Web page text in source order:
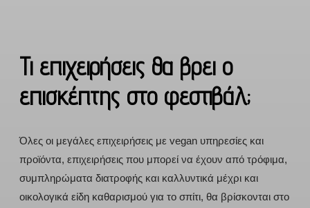
Τι επιχειρήσεις θα βρει ο
επισκέπτης στο φεστιβάλ;
Όλες οι μεγάλες επιχειρήσεις με vegan υπηρεσίες και
προϊόντα, επιχειρήσεις που μπορεί να έχουν από τρόφιμα,
συμπληρώματα διατροφής και καλλυντικά μέχρι και
οικολογικά είδη καθαρισμού για το σπίτι, θα βρίσκονται στο